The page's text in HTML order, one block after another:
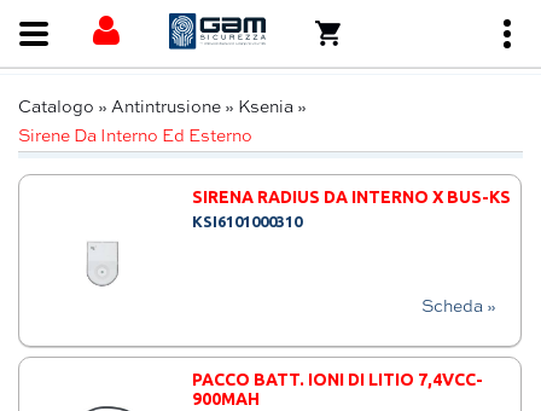
Catalogo » Antintrusione » Ksenia »
Sirene Da Interno Ed Esterno
SIRENA RADIUS DA INTERNO X BUS-KS
KSI6101000310
Scheda »
PACCO BATT. IONI DI LITIO 7,4VCC-
900MAH